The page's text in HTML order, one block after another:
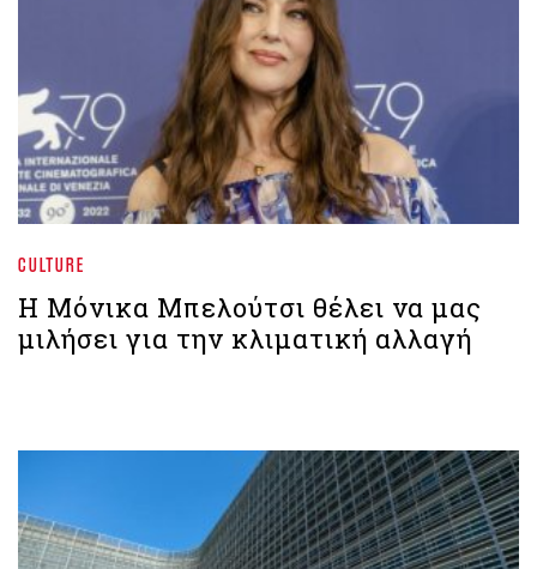
CULTURE
Η Μόνικα Μπελούτσι θέλει να μας
μιλήσει για την κλιματική αλλαγή